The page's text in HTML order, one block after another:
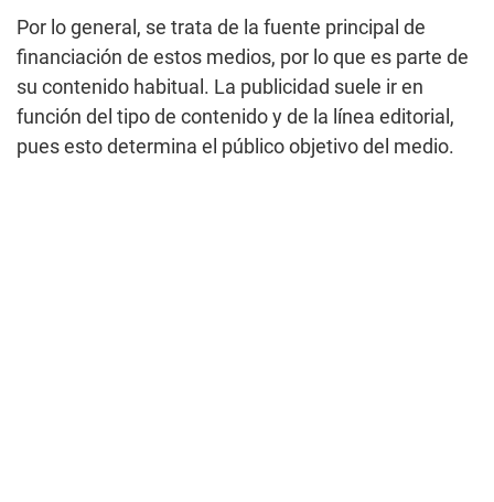
Por lo general, se trata de la fuente principal de
financiación de estos medios, por lo que es parte de
su contenido habitual. La publicidad suele ir en
función del tipo de contenido y de la línea editorial,
pues esto determina el público objetivo del medio.